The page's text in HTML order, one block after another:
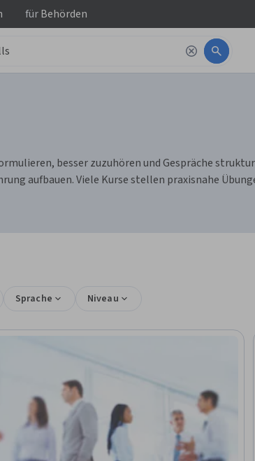
fürBehörden
besser zuzuhören und Gespräche
aufbauen. Viele Kurse stellen praxisnahe
Sprache Niveau